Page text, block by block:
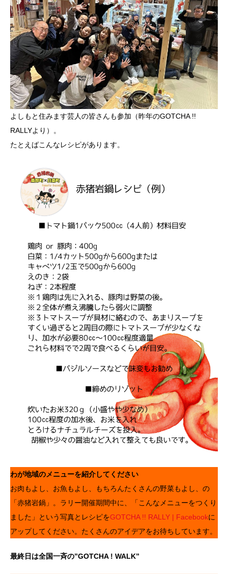
よしもと住みます芸人の皆さんも参加（昨年のGOTCHA !!
RALLYより）。
たとえばこんなレシピがあります。
わが地域のメニューを紹介してください
お肉もよし、お魚もよし、もちろんたくさんの野菜もよし、の
「赤猪岩鍋」。ラリー開催期間中に、「こんなメニューをつくり
ました」という写真とレシピをGOTCHA !! RALLY | Facebookに
アップしてください。たくさんのアイデアをお待ちしています。
最終日は全国一斉の”GOTCHA ! WALK”